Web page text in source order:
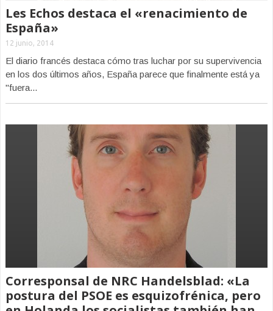
Les Echos destaca el «renacimiento de
España»
12 junio, 2014
El diario francés destaca cómo tras luchar por su supervivencia
en los dos últimos años, España parece que finalmente está ya
"fuera...
Corresponsal de NRC Handelsblad: «La
postura del PSOE es esquizofrénica, pero